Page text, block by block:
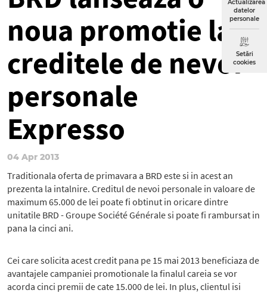
Actualizarea
datelor
personale
Setări
cookies
noua promotie la
creditele de nevoi
personale
Expresso
04 Apr 2013
Traditionala oferta de primavara a BRD este si in acest an
prezenta la intalnire. Creditul de nevoi personale in valoare de
maximum 65.000 de lei poate fi obtinut in oricare dintre
unitatile BRD - Groupe Société Générale si poate fi rambursat in
pana la cinci ani.
Cei care solicita acest credit pana pe 15 mai 2013 beneficiaza de
avantajele campaniei promotionale la finalul careia se vor
acorda cinci premii de cate 15.000 de lei. In plus, clientul isi